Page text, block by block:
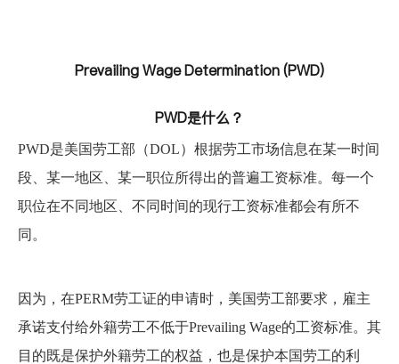
Prevailing Wage Determination (PWD)
PWD是什么？
PWD是美国劳工部（DOL）根据劳工市场信息在某一时间
段、某一地区、某一职位所得出的普遍工资标准。每一个
职位在不同地区、不同时间的现行工资标准都会有所不
同。
因为，在PERM劳工证的申请时，美国劳工部要求，雇主
承诺支付给外籍劳工不低于Prevailing Wage的工资标准。 其
目的既是保护外籍劳工的权益，也是保护本国劳工的利